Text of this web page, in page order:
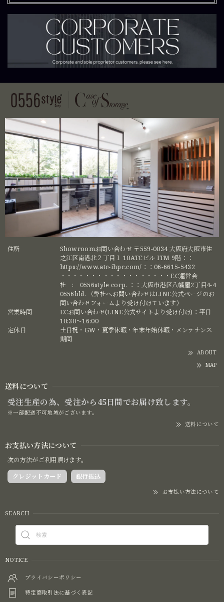
住所
Showroomお問い合わせ 〒559-0034 大阪府大阪市住
之江区南港北２丁目１ 10ATCビル ITM 9階：：
https://www.atc-ihpc.com/：：06-6615-5432
・・・・・・・・・・・・・・・・・・EC運営会
社 : 0556style corp. ：：大阪市港区八幡屋2丁目4-4
0556bld. （弊社へお問い合わせはLINE公式ページのお
問い合わせフォームより受け付けています）
営業時間
ECお問い合わせ(LINE公式サイトより受け付け)：平日
10:30〜16:00
定休日
土日祝・GW・夏季休暇・年末年始休暇・メンテナンス
期間
ABOUT
MAP
送料について
受注生産の為、受注から45日間でお届け致します。
※一部配送不可地域がございます。
送料について
お支払い方法について
次の方法がご利用頂けます。
クレジットカード
銀行振込
お支払い方法について
SEARCH
NOTICE
プライバシーポリシー
特定商取引法に基づく表記